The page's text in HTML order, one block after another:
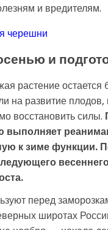
и вредителям.
и
растение остается
на развитие плодов,
восстановить силы.
выполняет
к зиме функции.
перед
широтах